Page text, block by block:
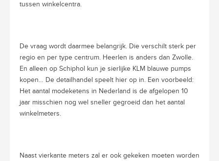
tussen winkelcentra.
De vraag wordt daarmee belangrijk. Die verschilt sterk per
regio en per type centrum. Heerlen is anders dan Zwolle.
En alleen op Schiphol kun je sierlijke KLM blauwe pumps
kopen… De detailhandel speelt hier op in. Een voorbeeld:
Het aantal modeketens in Nederland is de afgelopen 10
jaar misschien nog wel sneller gegroeid dan het aantal
winkelmeters.
Naast vierkante meters zal er ook gekeken moeten worden